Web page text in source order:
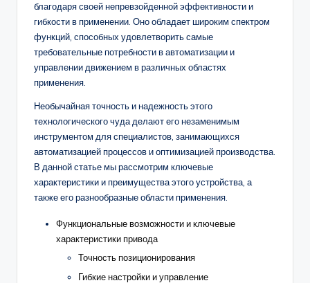
благодаря своей непревзойденной эффективности и
гибкости в применении. Оно обладает широким спектром
функций, способных удовлетворить самые
требовательные потребности в автоматизации и
управлении движением в различных областях
применения.
Необычайная точность и надежность этого
технологического чуда делают его незаменимым
инструментом для специалистов, занимающихся
автоматизацией процессов и оптимизацией производства.
В данной статье мы рассмотрим ключевые
характеристики и преимущества этого устройства, а
также его разнообразные области применения.
Функциональные возможности и ключевые
характеристики привода
Точность позиционирования
Гибкие настройки и управление